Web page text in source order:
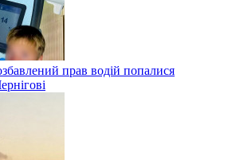
прав водій попалися